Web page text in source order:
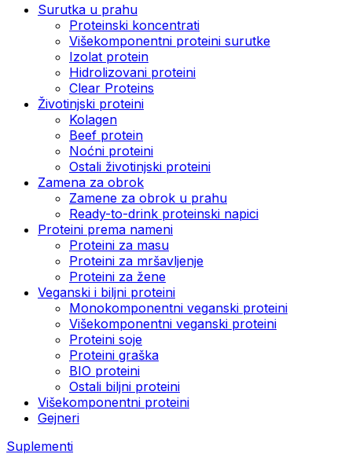
Surutka u prahu
Proteinski koncentrati
Višekomponentni proteini surutke
Izolat protein
Hidrolizovani proteini
Clear Proteins
Životinjski proteini
Kolagen
Beef protein
Noćni proteini
Ostali životinjski proteini
Zamena za obrok
Zamene za obrok u prahu
Ready-to-drink proteinski napici
Proteini prema nameni
Proteini za masu
Proteini za mršavljenje
Proteini za žene
Veganski i biljni proteini
Monokomponentni veganski proteini
Višekomponentni veganski proteini
Proteini soje
Proteini graška
BIO proteini
Ostali biljni proteini
Višekomponentni proteini
Gejneri
Suplementi